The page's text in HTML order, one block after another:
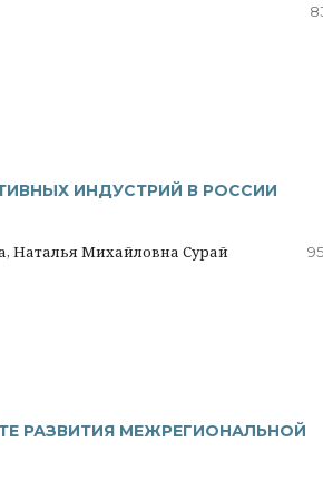
ИНДУСТРИЙ В РОССИИ
Наталья Михайловна Сурай
РАЗВИТИЯ МЕЖРЕГИОНАЛЬНОЙ